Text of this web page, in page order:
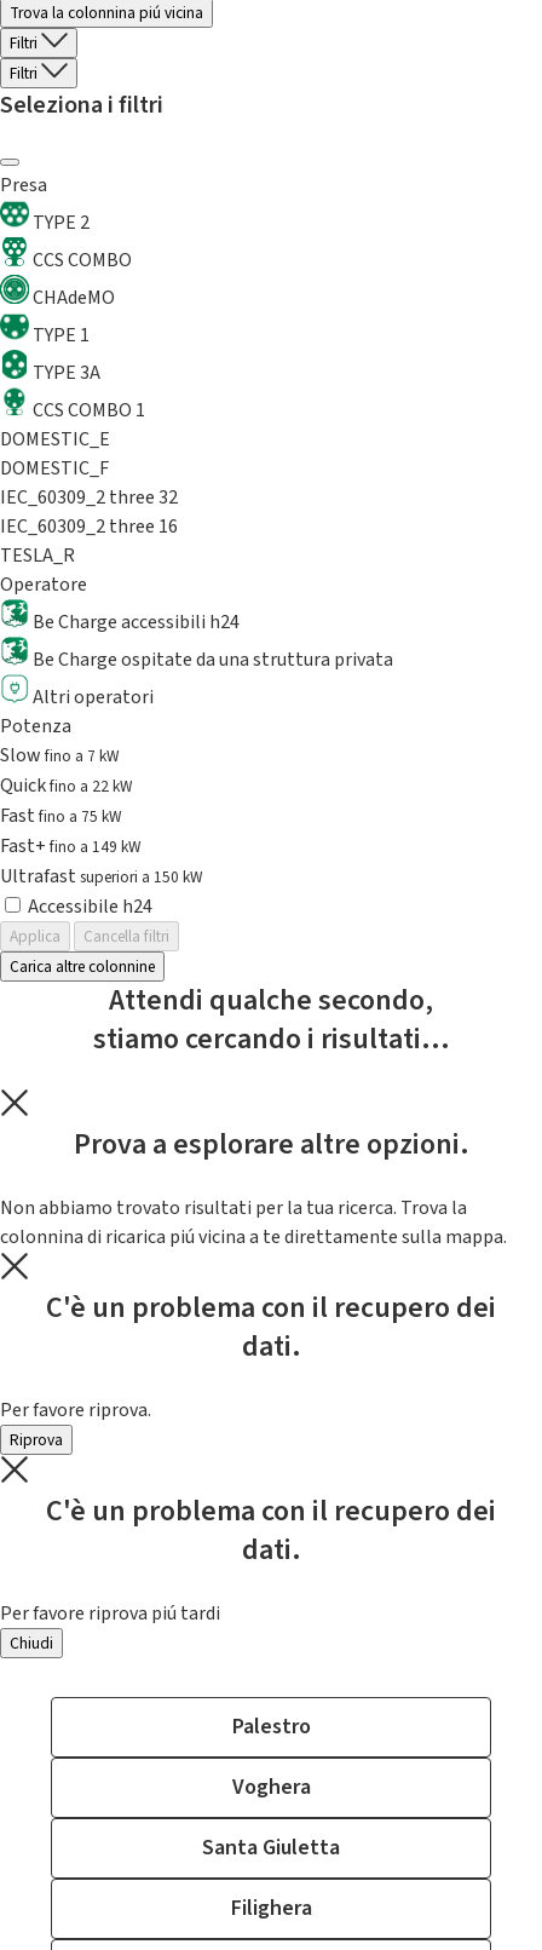
Trova la colonnina piú vicina
Filtri
Filtri
Seleziona i filtri
Presa
TYPE 2
CCS COMBO
CHAdeMO
TYPE 1
TYPE 3A
CCS COMBO 1
DOMESTIC_E
DOMESTIC_F
IEC_60309_2 three 32
IEC_60309_2 three 16
TESLA_R
Operatore
Be Charge accessibili h24
Be Charge ospitate da una struttura privata
Altri operatori
Potenza
Slowfino a 7 kW
Quickfino a 22 kW
Fastfino a 75 kW
Fast+fino a 149 kW
Ultrafast superiori a 150 kW
Accessibile h24
Applica
Cancella filtri
Carica altre colonnine
Attendi qualche secondo,
stiamo cercando i risultati...
Prova a esplorare altre opzioni.
Non abbiamo trovato risultati per la tua ricerca. Trova la
colonnina di ricarica piú vicina a te direttamente sulla mappa.
C'è un problema con il recupero dei
dati.
Per favore riprova.
Riprova
C'è un problema con il recupero dei
dati.
Per favore riprova piú tardi
Chiudi
Palestro
Voghera
Santa Giuletta
Filighera